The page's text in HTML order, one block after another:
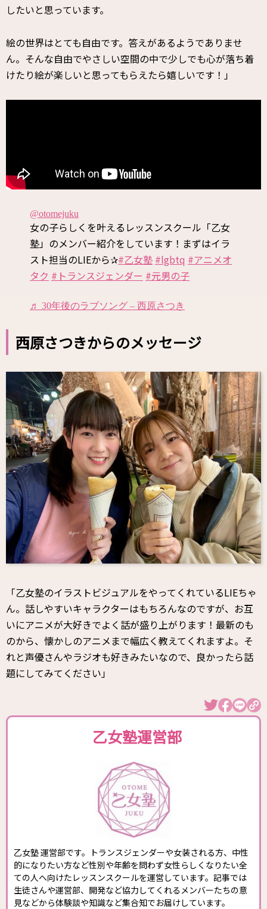
したいと思っています。
絵の世界はとても自由です。答えがあるようでありませ
ん。そんな自由でやさしい空間の中で少しでも心が落ち着
けたり絵が楽しいと思ってもらえたら嬉しいです！」
@otomejuku
女の子らしくを叶えるレッスンスクール「乙女
塾」のメンバー紹介をしています！まずはイラ
スト担当のLIEから✰#乙女塾 #lgbtq #アニメオ
タク #トランスジェンダー #元男の子
♬ 30年後のラブソング – 西原さつき
西原さつきからのメッセージ
「乙女塾のイラストビジュアルをやってくれているLIEちゃ
ん。話しやすいキャラクターはもちろんなのですが、お互
いにアニメが大好きでよく話が盛り上がります！最新のも
のから、懐かしのアニメまで幅広く教えてくれますよ。そ
れと声優さんやラジオも好きみたいなので、良かったら話
題にしてみてください」
乙女塾運営部
乙女塾 運営部です。トランスジェンダーや女装される方、中性
的になりたい方など性別や年齢を問わず女性らしくなりたい全
ての人へ向けたレッスンスクールを運営しています。記事では
生徒さんや運営部、開発など協力してくれるメンバーたちの意
見などから体験談や知識など集合知でお届けしています。